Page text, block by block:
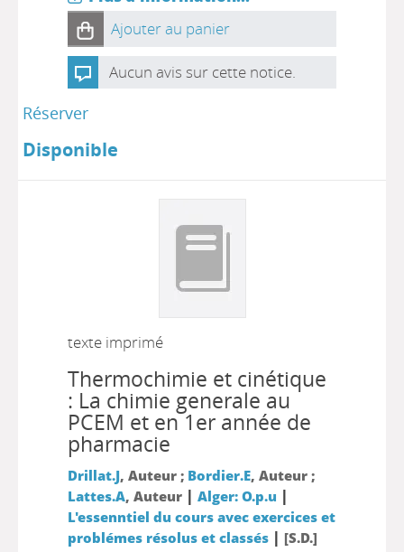
Ajouter au panier
Aucun avis sur cette notice.
Réserver
Disponible
texte imprimé
Thermochimie et cinétique
: La chimie generale au
PCEM et en 1er année de
pharmacie
Drillat.J, Auteur ; Bordier.E, Auteur ;
Lattes.A, Auteur | Alger: O.p.u |
L'essenntiel du cours avec exercices et
problémes résolus et classés| [S.D.]